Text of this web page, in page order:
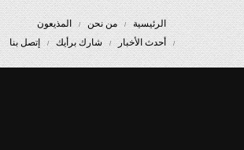
الرئيسية من نحن
المذيعون
أحدث الأخبار
شارك برأيك إتصل بنا